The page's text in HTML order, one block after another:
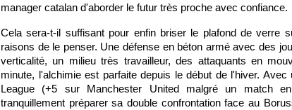
manager catalan d'aborder le futur très proche avec confiance.
Cela sera-t-il suffisant pour enfin briser le plafond de verre
raisons de le penser. Une défense en béton armé avec des
verticalité, un milieu très travailleur, des attaquants en
minute, l'alchimie est parfaite depuis le début de l'hiver.
League (+5 sur Manchester United malgré un match
tranquillement préparer sa double confrontation face au